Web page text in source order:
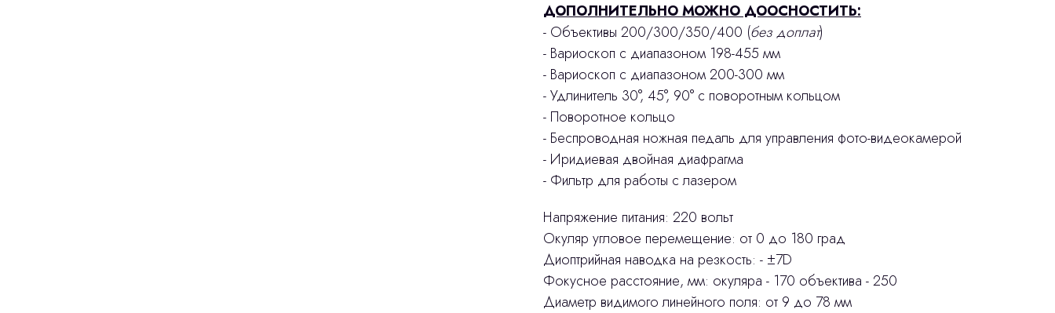
ДОПОЛНИТЕЛЬНО МОЖНО ДООСНОСТИТЬ:
- Объективы 200/300/350/400 (без доплат)
- Вариоскоп с диапазоном 198-455 мм
- Вариоскоп с диапазоном 200-300 мм
- Удлинитель 30°, 45°, 90° с поворотным кольцом
- Поворотное кольцо
- Беспроводная ножная педаль для управления фото-видеокамерой
- Иридиевая двойная диафрагма
- Фильтр для работы с лазером
Напряжение питания: 220 вольт
Окуляр угловое перемещение: от 0 до 180 град
Диоптрийная наводка на резкость: - ±7D
Фокусное расстояние, мм: окуляра - 170 объектива - 250
Диаметр видимого линейного поля: от 9 до 78 мм